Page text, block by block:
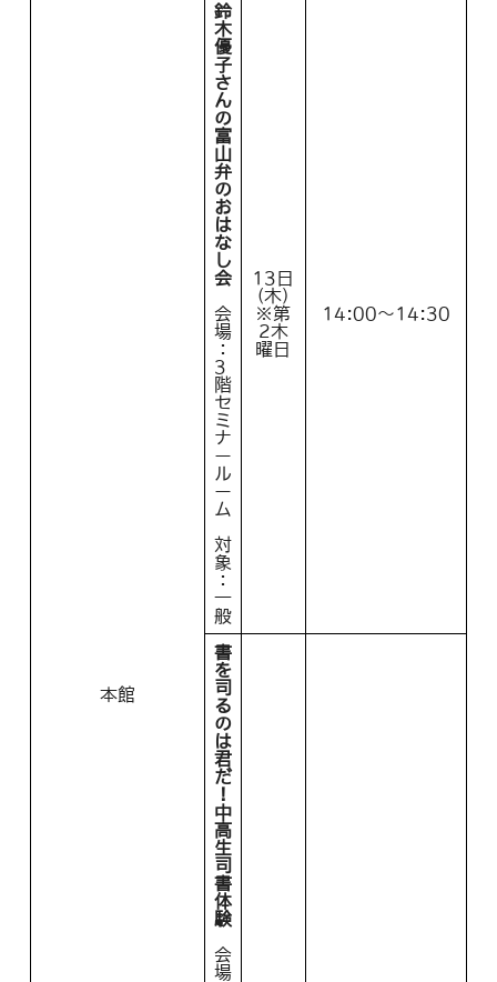
本館
鈴
木
優
子
さ
ん
の
富
山
弁
の
お
は
な
し
会
会
場
：
3
階
セ
ミ
ナ
ー
ル
ー
ム
対
象
：
一
般
13日
(木)
※第
2木
曜日
14:00～14:30
書
を
司
る
の
は
君
だ
！
中
高
生
司
書
体
験
会
場